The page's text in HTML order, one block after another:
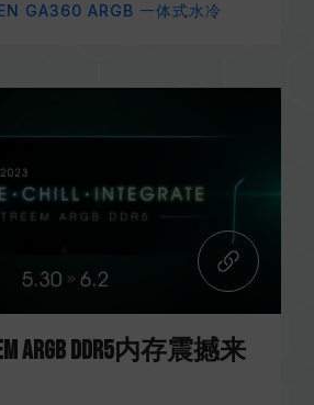
GA360 ARGB 一体式水冷
ARGB DDR5内存震撼来